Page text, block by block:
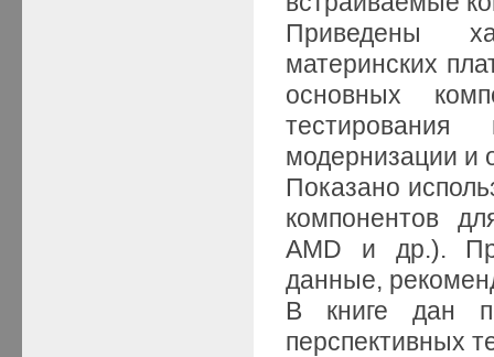
Приведены
материнских
основных
модернизации и
Показано
компонентов
AMD и др.).
данные,
В книге дан
перспективных